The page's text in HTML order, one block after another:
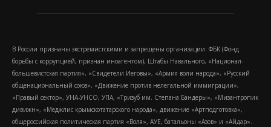
В России признаны экстремистскими и запрещены организации: ФБК (Фонд
борьбы с коррупцией, признан иноагентом), Штабы Навального, «Национал-
большевистская партия», «Свидетели Иеговы», «Армия воли народа», «Русский
общенациональный союз», «Движение против нелегальной иммиграции»,
«Правый сектор», УНА-УНСО, УПА, «Тризуб им. Степана Бандеры», «Мизантропик
дивижн», «Меджлис крымскотатарского народа», движение «Артподготовка»,
общероссийская политическая партия «Воля», АУЕ, батальоны «Азов» и «Айдар».